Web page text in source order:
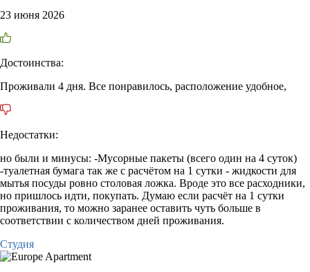
23 июня 2026
Достоинства:
Проживали 4 дня. Все понравилось, расположение удобное,
Недостатки:
но были и минусы: -Мусорные пакеты (всего один на 4 суток)
-туалетная бумага так же с расчётом на 1 сутки - жидкости для
мытья посуды ровно столовая ложка. Вроде это все расходники,
но пришлось идти, покупать. Думаю если расчёт на 1 сутки
проживания, то можно заранее оставить чуть больше в
соответствии с количеством дней проживания.
Студия